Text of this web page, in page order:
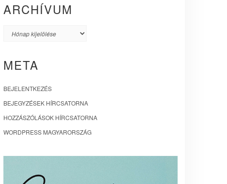
ARCHÍVUM
Archívum
META
BEJELENTKEZÉS
BEJEGYZÉSEK HÍRCSATORNA
HOZZÁSZÓLÁSOK HÍRCSATORNA
WORDPRESS MAGYARORSZÁG